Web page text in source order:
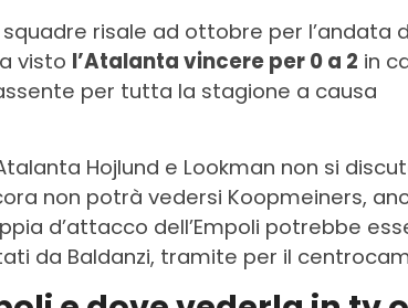
risale ad ottobre per l’andata
visto l’Atalanta vincere per 0 a 2 in
per tutta la stagione a causa
Hojlund e Lookman non si
non potrà vedersi Koopmeiners,
d’attacco dell’Empoli potrebbe
da Baldanzi, tramite per il